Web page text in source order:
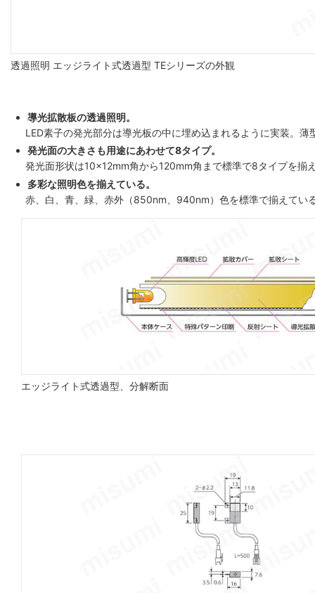
透過照明 エッジライト式透過型 TEシリーズの外観
導光拡散板の透過照明。
LED素子の発光部分は導光板の中に埋め込まれるように実装。
発光面の大きさも用途にあわせて8タイプ。
発光面形状は10×12mm角から120mm角まで標準で8タイプを揃
多彩な照明色を揃えている。
赤、白、青、緑、赤外（850nm、940nm）色を標準で揃えてい
エッジライト式透過型、分解断面